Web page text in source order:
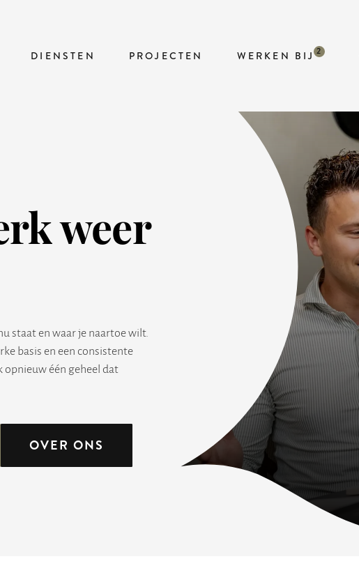
DIENSTEN PROJECTEN WERKEN BIJ
weer
staat en waar je naartoe wilt.
basis en een consistente
één geheel dat
OVER ONS